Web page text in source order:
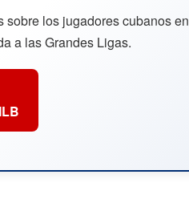
los jugadores cubanos en
a las Grandes Ligas.